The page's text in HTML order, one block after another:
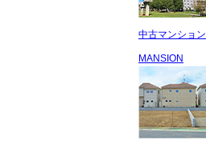
中古マンション
MANSION